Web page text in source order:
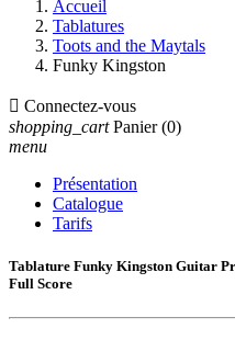
Accueil
Tablatures
Toots and the Maytals
Funky Kingston
 Connectez-vous
shopping_cart Panier (0)
menu
Présentation
Catalogue
Tarifs
Tablature Funky Kingston Guitar
Full Score